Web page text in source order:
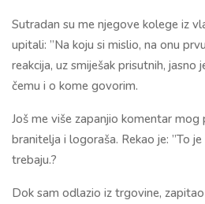
Sutradan su me njegove kolege iz
upitali: ”Na koju si mislio, na onu
reakcija, uz smiješak prisutnih, jasno
čemu i o kome govorim.
Još me više zapanjio komentar mog
branitelja i logoraša. Rekao je: ”To
trebaju.?
Dok sam odlazio iz trgovine,